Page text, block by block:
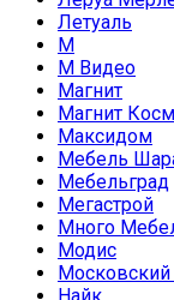
Летуаль
М
М Видео
Магнит
Магнит
Максидом
Мебель
Мебельград
Мегастрой
Много
Модис